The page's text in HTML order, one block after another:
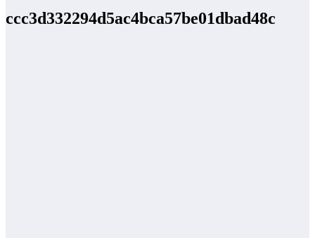
ccc3d332294d5ac4bca57be01dbad48c